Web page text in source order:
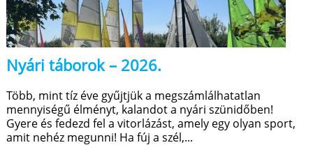
Nyári táborok – 2026.
Több, mint tíz éve gyűjtjük a megszámlálhatatlan
mennyiségű élményt, kalandot a nyári szünidőben!
Gyere és fedezd fel a vitorlázást, amely egy olyan sport,
amit nehéz megunni! Ha fúj a szél,...